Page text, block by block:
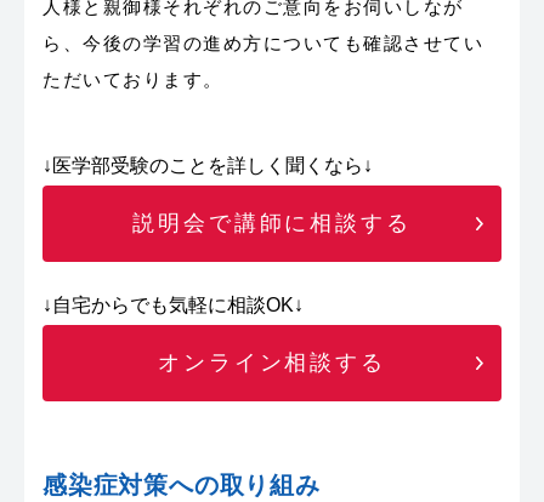
人様と親御様それぞれのご意向をお伺いしなが
ら、今後の学習の進め方についても確認させてい
ただいております。
↓医学部受験のことを詳しく聞くなら↓
説明会で講師に相談する
↓自宅からでも気軽に相談OK↓
オンライン相談する
感染症対策への取り組み